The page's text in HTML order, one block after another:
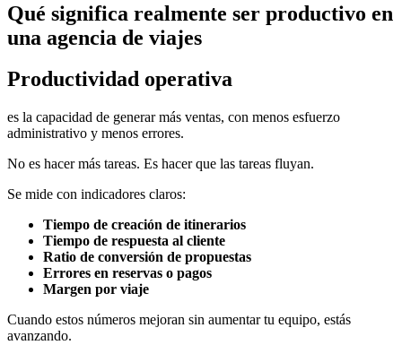
Qué significa realmente ser productivo en
una agencia de viajes
Productividad operativa
es la capacidad de generar más ventas, con menos esfuerzo
administrativo y menos errores.
No es hacer más tareas. Es hacer que las tareas fluyan.
Se mide con indicadores claros:
Tiempo de creación de itinerarios
Tiempo de respuesta al cliente
Ratio de conversión de propuestas
Errores en reservas o pagos
Margen por viaje
Cuando estos números mejoran sin aumentar tu equipo, estás
avanzando.